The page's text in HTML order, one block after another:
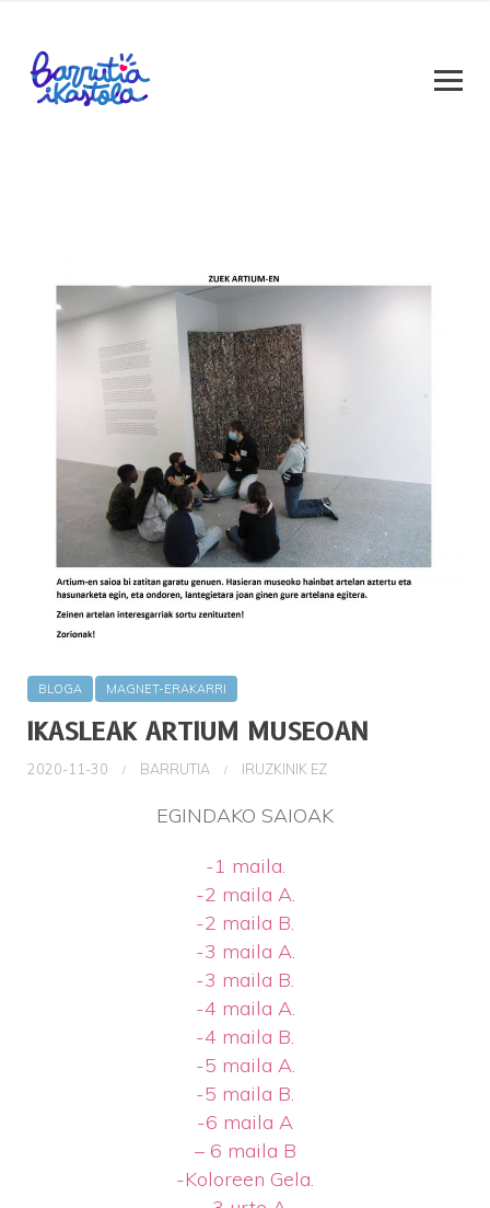
BLOGA MAGNET-ERAKARRI
IKASLEAK ARTIUM MUSEOAN
2020-11-30 BARRUTIA IRUZKINIK EZ
EGINDAKO SAIOAK
-1 maila.
-2 maila A.
-2 maila B.
-3 maila A.
-3 maila B.
-4 maila A.
-4 maila B.
-5 maila A.
-5 maila B.
-6 maila A
– 6 maila B
-Koloreen Gela.